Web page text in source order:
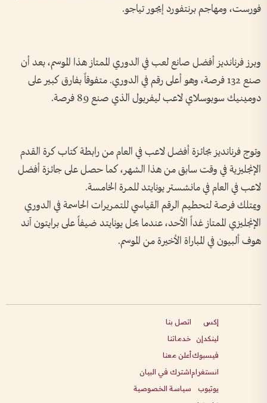
فورست، ومهاجم برنتفورد إيجور تياجو.
وبرز فرنانديز أفضل صانع لعب في الدوري ​الممتاز ⁠هذا الموسم، بعد ⁠أن
صنع 132 فرصة، وهو أعلى رقم في الدوري. متفوقاً بفارق كبير على
دومينيك سوبوسلاي ⁠لاعب ليفربول الذي صنع 89 فرصة.
وتوج فرنانديز بجائزة أفضل لاعب في العام من رابطة كتاب كرة القدم
الإنجليزية في وقت سابق من هذا الشهر، كما حصل على ‌جائزة أفضل
لاعب في العام في مانشستر يونايتد للمرة الخامسة.
ويمتلك ​فرصة لتحطيم الرقم القياسي للتمريرات الحاسمة في الدوري
الإنجليزي الممتاز غداً الأحد، عندما يحل يونايتد ضيفاً على برايتون آند
هوف ألبيون في المباراة ​الأخيرة من الموسم.
إكس
لينكدإن
فيسبوك
انستغرام
يوتيوب
اتصل بنا
خدماتنا
أعلن معنا
اشترك في البيان
سياسة الخصوصية